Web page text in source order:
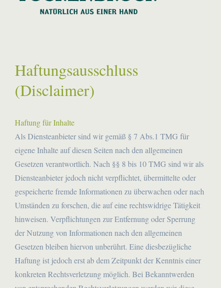
Haftungsausschluss
(Disclaimer)
Haftung für Inhalte
Als Diensteanbieter sind wir gemäß § 7 Abs.1 TMG für
eigene Inhalte auf diesen Seiten nach den allgemeinen
Gesetzen verantwortlich. Nach §§ 8 bis 10 TMG sind wir als
Diensteanbieter jedoch nicht verpflichtet, übermittelte oder
gespeicherte fremde Informationen zu überwachen oder nach
Umständen zu forschen, die auf eine rechtswidrige Tätigkeit
hinweisen. Verpflichtungen zur Entfernung oder Sperrung
der Nutzung von Informationen nach den allgemeinen
Gesetzen bleiben hiervon unberührt. Eine diesbezügliche
Haftung ist jedoch erst ab dem Zeitpunkt der Kenntnis einer
konkreten Rechtsverletzung möglich. Bei Bekanntwerden